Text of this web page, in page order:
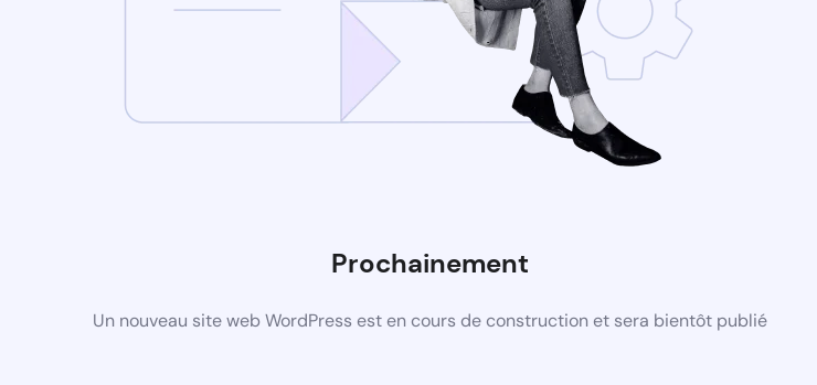
Prochainement
Un nouveau site web WordPress est en cours de construction et sera bientôt publié